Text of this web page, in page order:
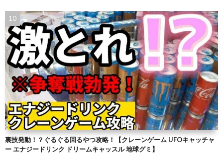
裏技発動！？ぐるぐる回るやつ攻略！【クレーンゲーム UFOキャッチャ
ー エナジードリンク ドリームキャッスル 地球グミ】